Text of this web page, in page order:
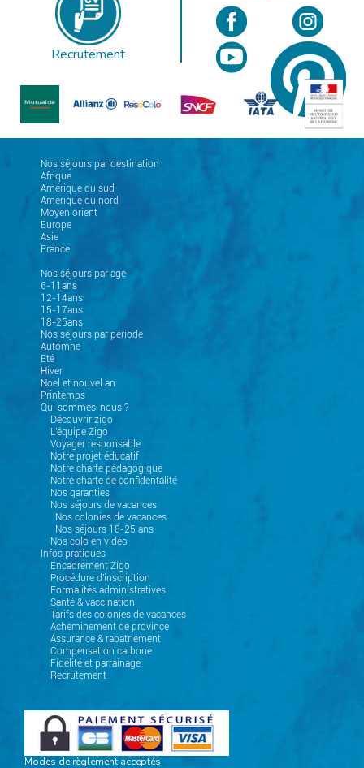
Recrutement
Nos séjours par destination
Afrique
Amérique du sud
Amérique du nord
Moyen orient
Europe
Asie
France
Nos séjours par age
6-11ans
12-14ans
15-17ans
18-25ans
Nos séjours par période
Automne
Eté
Hiver
Noel et nouvel an
Printemps
Qui sommes-nous ?
Découvrir zigo
L'équipe Zigo
Voyager responsable
Notre projet éducatif
Notre charte pédagogique
Notre charte de confidentalité
Nos garanties
Nos séjours de vacances
Nos colonies de vacances
Nos séjours 18-25 ans
Nos colo en vidéo
Infos pratiques
Encadrement Zigo
Procédure d'inscription
Formalités administratives
Santé & vaccination
Tarifs des colonies de vacances
Acheminement de province
Assurance & rapatriement
Compensation carbone
Fidélité et parrainage
Recrutement
Modes de règlement acceptés